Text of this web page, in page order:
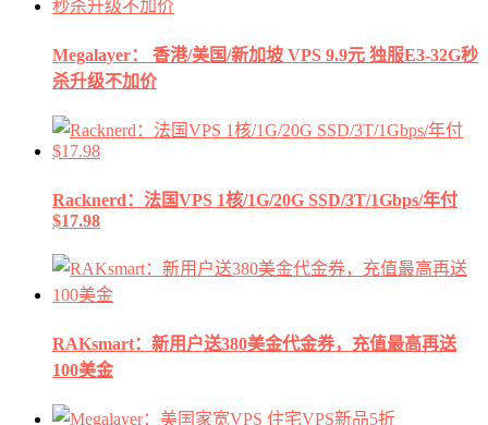
Megalayer： 香港/美国/新加坡 VPS 9.9元 独服E3-32G秒
杀升级不加价
Racknerd：法国VPS 1核/1G/20G SSD/3T/1Gbps/年付
$17.98
RAKsmart：新用户送380美金代金券，充值最高再送
100美金